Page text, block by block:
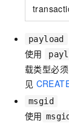
payload
使用
载类型必
见
msgid
使用 msgid